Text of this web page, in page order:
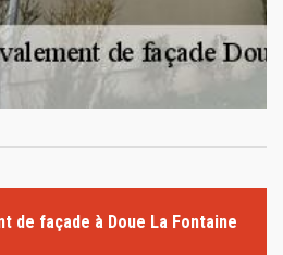
de façade à Doue La Fontaine